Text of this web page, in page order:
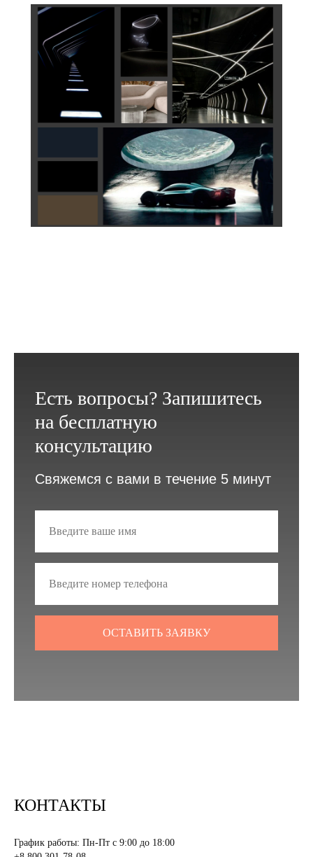
Есть вопросы? Запишитесь
на бесплатную
консультацию
Свяжемся с вами в течение 5 минут
ОСТАВИТЬ ЗАЯВКУ
КОНТАКТЫ
График работы: Пн-Пт с 9:00 до 18:00